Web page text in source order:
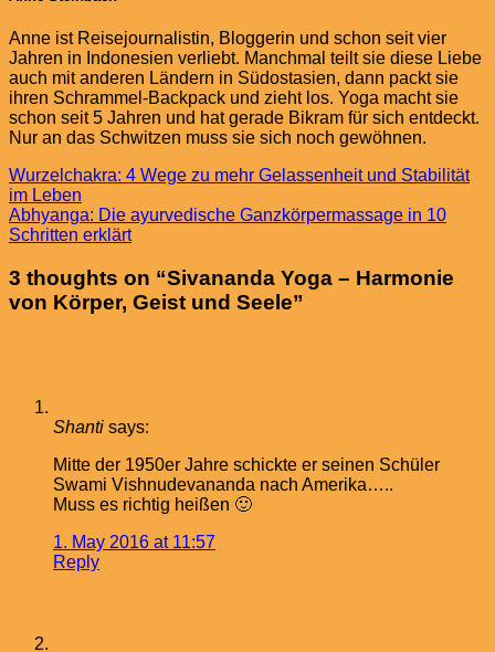
Anne ist Reisejournalistin, Bloggerin und schon seit vier
Jahren in Indonesien verliebt. Manchmal teilt sie diese Liebe
auch mit anderen Ländern in Südostasien, dann packt sie
ihren Schrammel-Backpack und zieht los. Yoga macht sie
schon seit 5 Jahren und hat gerade Bikram für sich entdeckt.
Nur an das Schwitzen muss sie sich noch gewöhnen.
Wurzelchakra: 4 Wege zu mehr Gelassenheit und Stabilität
im Leben
Abhyanga: Die ayurvedische Ganzkörpermassage in 10
Schritten erklärt
3 thoughts on “Sivananda Yoga – Harmonie
von Körper, Geist und Seele”
Shanti says:
Mitte der 1950er Jahre schickte er seinen Schüler
Swami Vishnudevananda nach Amerika…..
Muss es richtig heißen 🙂
1. May 2016 at 11:57
Reply